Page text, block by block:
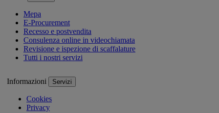
Mepa
E-Procurement
Recesso e postvendita
Consulenza online in videochiamata
Revisione e ispezione di scaffalature
Tutti i nostri servizi
Informazioni Servizi
Cookies
Privacy